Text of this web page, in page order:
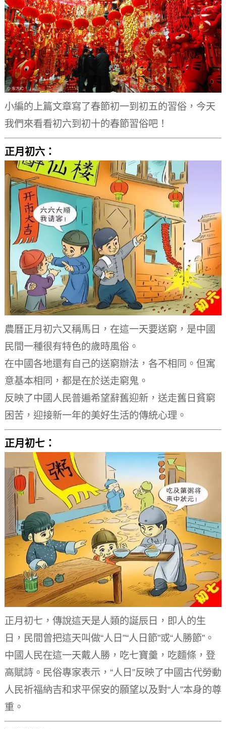
小編的上篇文章寫了春節初一到初五的習俗，今天
我們來看看初六到初十的春節習俗吧！
正月初六：
農曆正月初六又稱馬日，在這一天要送窮，是中國
民間一種很有特色的歲時風俗。
在中國各地還有自己的送窮辦法，各不相同。 但寓
意基本相同，都是在於送走窮鬼。
反映了中國人民普遍希望辭舊迎新，送走舊日貧窮
困苦，迎接新一年的美好生活的傳統心理。
正月初七：
正月初七，傳說這天是人類的誕辰日，即人的生
日，民間曾把這天叫做“人日”“人日節”或“人勝節”。
中國人民在這一天戴人勝，吃七寶羹，吃麵條，登
高賦詩。 民俗專家表示，“人日”反映了中國古代勞動
人民祈福納吉和求平保安的願望以及對“人”本身的尊
重。